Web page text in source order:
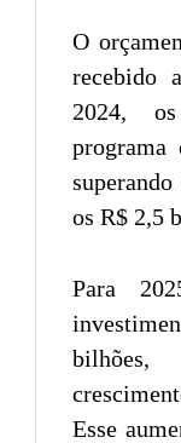
O
recebido
2024,
programa
os R$ 2,5
Para
Esse